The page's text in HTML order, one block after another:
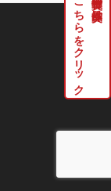
こちらをクリック